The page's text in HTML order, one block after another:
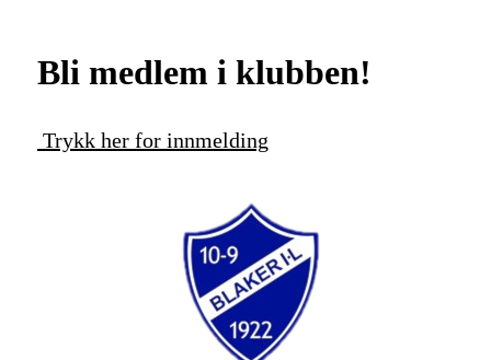
Bli medlem i klubben!
Trykk her for innmelding